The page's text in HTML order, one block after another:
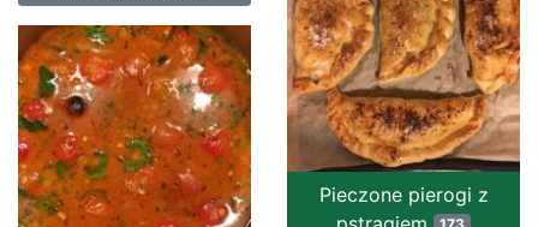
Pieczone pierogi z